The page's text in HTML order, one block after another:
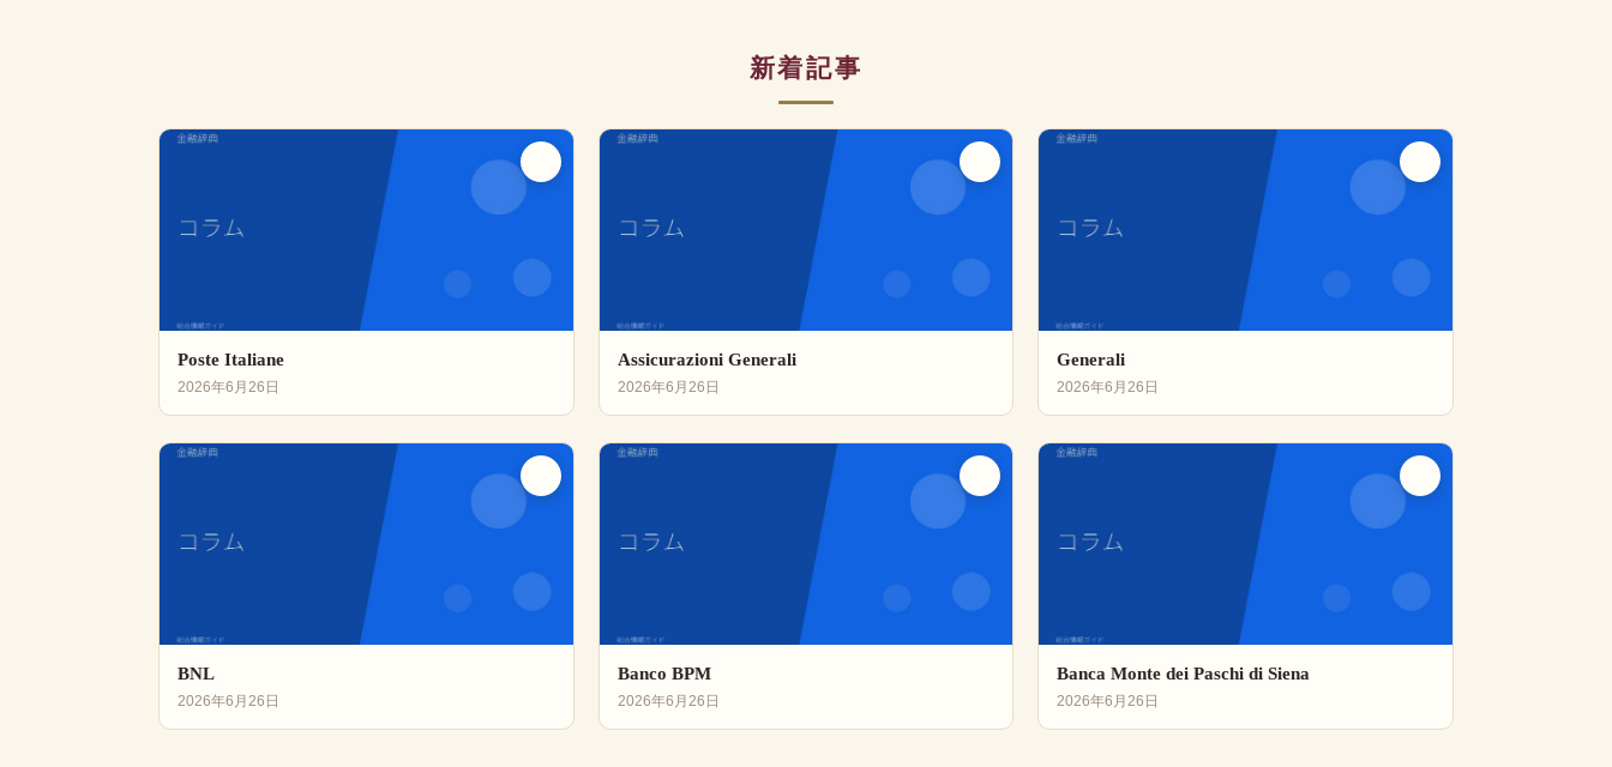
新着記事
Poste Italiane
2026年6月26日
Assicurazioni Generali
2026年6月26日
Generali
2026年6月26日
BNL
2026年6月26日
Banco BPM
2026年6月26日
Banca Monte dei Paschi di Siena
2026年6月26日